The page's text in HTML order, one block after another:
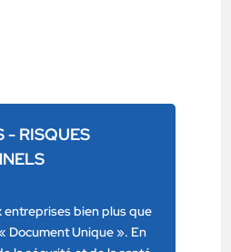
- RISQUES
entreprises bien plus que
Document Unique». En